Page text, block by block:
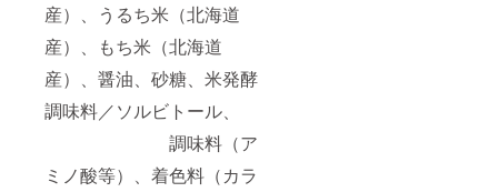
産）、うるち米（北海道
産）、もち米（北海道
産）、醤油、砂糖、米発酵
調味料／ソルビトール、
調味料（ア
ミノ酸等）、着色料（カラ